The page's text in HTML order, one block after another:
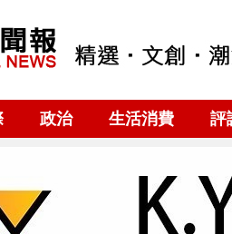
政治 生活消費 評